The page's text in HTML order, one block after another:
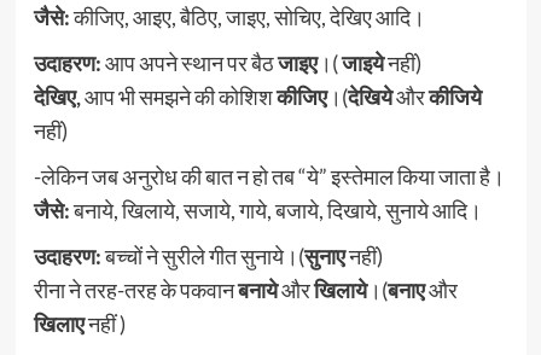
जैसे:कीजिए, आइए, बैठिए, जाइए, सोचिए, देखिए आदि।
उदाहरण:आप अपने स्थान पर बैठजाइए।(जाइयेनहीं)
देखिए,आप भी समझने की कोशिशकीजिए।(देखियेऔरकीजिये
नहीं)
-लेकिन जब अनुरोध की बात न हो तब “ये” इस्तेमाल किया जाता है।
जैसे:बनाये, खिलाये, सजाये, गाये, बजाये, दिखाये, सुनाये आदि।
उदाहरण:बच्चों ने सुरीले गीत सुनाये।(सुनाएनहीं)
रीना ने तरह-तरह के पकवानबनायेऔरखिलाये।(बनाएऔर
खिलाएनहीं )